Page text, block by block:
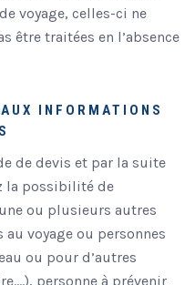
voyage, celles-ci ne
être traitées en l’absence
INFORMATIONS
de devis et par la suite
la possibilité de
ou plusieurs autres
voyage ou personnes
ou pour d’autres
personne à prévenir